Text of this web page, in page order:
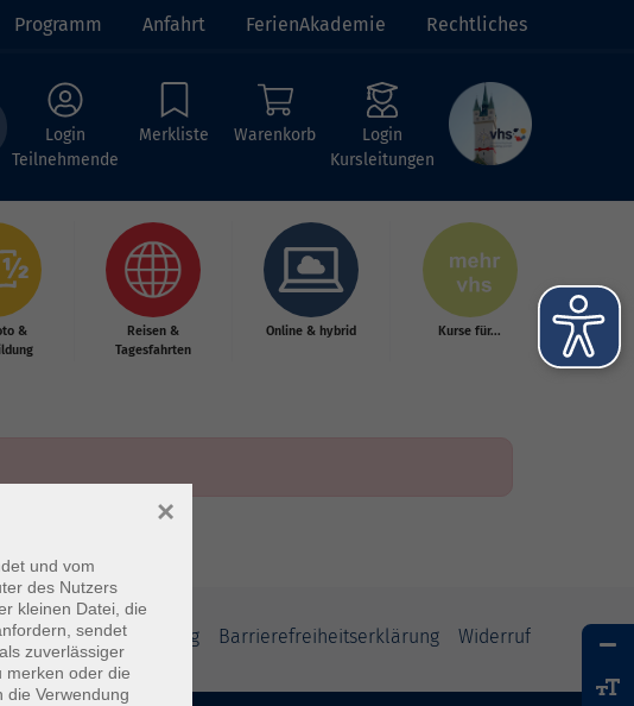
Programm Anfahrt FerienAkademie Rechtliches
Login
Teilnehmende
Merkliste Warenkorb
Login
Kursleitungen
&
Reisen &
Tagesfahrten
Online & hybrid Kurse für...
Datenschutzerklärung Barrierefreiheitserklärung Widerruf
und vom
des Nutzers
kleinen Datei, die
sendet
zuverlässiger
merken oder die
die Verwendung
×